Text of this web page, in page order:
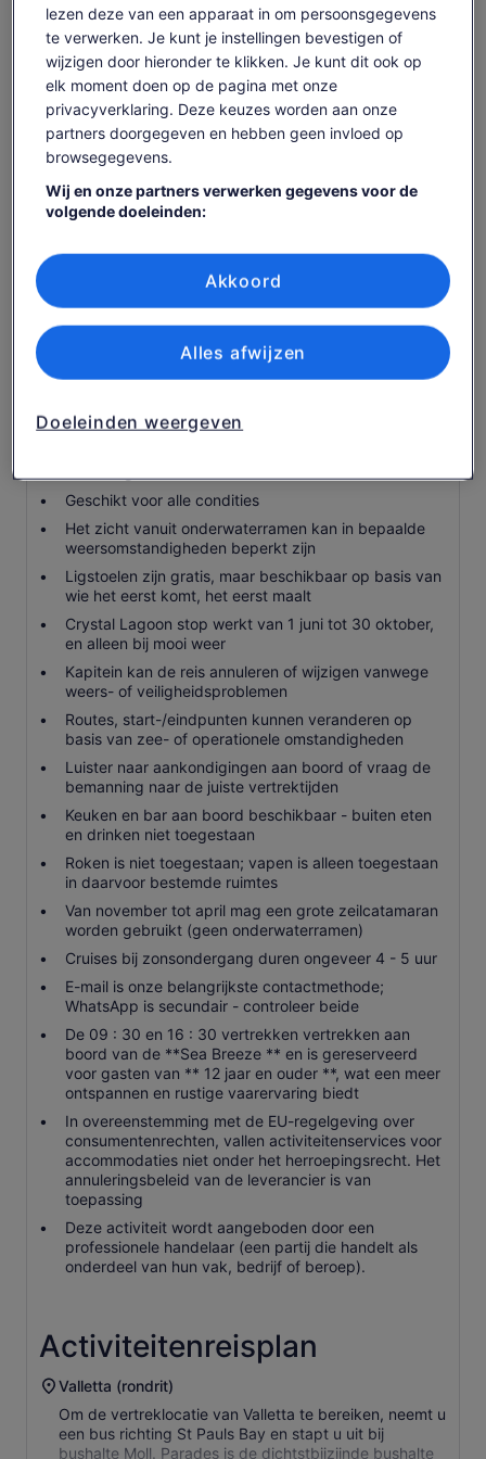
Crystal Lagoon & Blue Lagoon
Commentaar in het Engels, Italiaans, Frans, Duits en
Pools
Glijbanen, ligstoelen, toiletten, douches etc ..
Grote zeegrotten bezoeken voor fotomomenten
Eten en drinken (beschikbaar om te kopen)
Snorkelen uitrusting (te koop of zelf mee te nemen)
Belangrijke info voor je
boekt
Baby's en kleine kinderen kunnen in een wandel- of
Hulpdieren toegestaan
Geschikt voor alle condities
Het zicht vanuit onderwaterramen kan in bepaalde
weersomstandigheden beperkt zijn
Ligstoelen zijn gratis, maar beschikbaar op basis van
wie het eerst komt, het eerst maalt
Crystal Lagoon stop werkt van 1 juni tot 30 oktober,
en alleen bij mooi weer
Kapitein kan de reis annuleren of wijzigen vanwege
weers- of veiligheidsproblemen
Routes, start-/eindpunten kunnen veranderen op
basis van zee- of operationele omstandigheden
Luister naar aankondigingen aan boord of vraag de
bemanning naar de juiste vertrektijden
Keuken en bar aan boord beschikbaar - buiten eten
en drinken niet toegestaan
Roken is niet toegestaan; vapen is alleen toegestaan
in daarvoor bestemde ruimtes
Van november tot april mag een grote zeilcatamaran
worden gebruikt (geen onderwaterramen)
Cruises bij zonsondergang duren ongeveer 4 - 5 uur
E-mail is onze belangrijkste contactmethode;
WhatsApp is secundair - controleer beide
De 09 : 30 en 16 : 30 vertrekken vertrekken aan
boord van de **Sea Breeze ** en is gereserveerd
voor gasten van ** 12 jaar en ouder **, wat een meer
ontspannen en rustige vaarervaring biedt
In overeenstemming met de EU-regelgeving over
consumentenrechten, vallen activiteitenservices voor
accommodaties niet onder het herroepingsrecht. Het
annuleringsbeleid van de leverancier is van
toepassing
Deze activiteit wordt aangeboden door een
professionele handelaar (een partij die handelt als
onderdeel van hun vak, bedrijf of beroep).
Activiteitenreisplan
Valletta (rondrit)
Om de vertreklocatie van Valletta te bereiken, neemt u
een bus richting St Pauls Bay en stapt u uit bij
bushalte Moll. Parades is de dichtstbijzijnde bushalte
lezen deze van een apparaat in om persoonsgegevens
te verwerken. Je kunt je instellingen bevestigen of
wijzigen door hieronder te klikken. Je kunt dit ook op
elk moment doen op de pagina met onze
privacyverklaring. Deze keuzes worden aan onze
partners doorgegeven en hebben geen invloed op
browsegegevens.
Wij en onze partners verwerken gegevens voor de
volgende doeleinden:
actief scannen ter identificatie. Informatie op een apparaat opslaan
advertentie- en contentmetingen, doelgroepenonderzoek en
ontwikkeling van diensten.
Doeleinden weergeven
Alles afwijzen
Akkoord